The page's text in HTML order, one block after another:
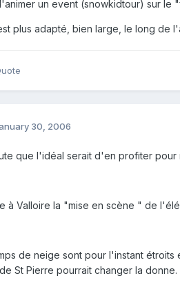
un event (snowkidtour) sur le
plus adapté, bien large, le long de
30, 2006
que l'idéal serait d'en profiter
à Valloire la "mise en scène " de
de neige sont pour l'instant
St Pierre pourrait changer la donne.